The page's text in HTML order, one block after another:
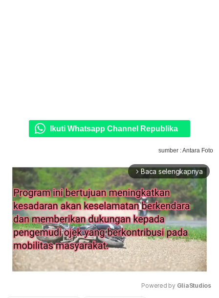
Ikuti Whatsapp Channel Republika
sumber : Antara Foto
arrow_forward_ios Baca selengkapnya
Powered by GliaStudios